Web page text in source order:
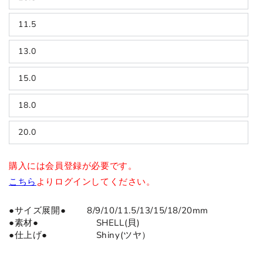
11.5
13.0
15.0
18.0
20.0
購入には会員登録が必要です。
こちら よりログインしてください。
●サイズ展開● 8/9/10/11.5/13/15/18/20mm
●素材● SHELL(貝)
●仕上げ● Shiny(ツヤ）